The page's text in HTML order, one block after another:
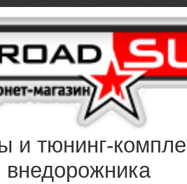
и тюнинг-
внедорожника